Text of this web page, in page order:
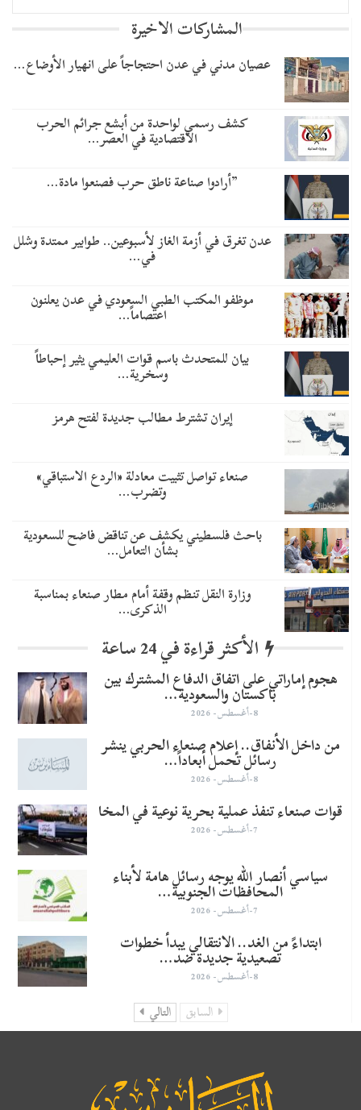
المشاركات الاخيرة
عصيان مدني في عدن احتجاجاً على انهيار الأوضاع…
كشف رسمي لواحدة من أبشع جرائم الحرب
الاقتصادية في العصر…
​”أرادوا صناعة ناطق حرب فصنعوا مادة…
عدن تغرق في أزمة الغاز لأسبوعين.. طوابير ممتدة وشلل
في…
موظفو المكتب الطبي السعودي في عدن يعلنون
اعتصاماً…
بيان للمتحدث باسم قوات العليمي يثير إحباطاً
وسخرية…
إيران تشترط مطالب جديدة لفتح هرمز
صنعاء تواصل تثبيت معادلة «الردع الاستباقي»
وتضرب…
باحث فلسطيني يكشف عن تناقض فاضح للسعودية
بشأن التعامل…
وزارة النقل تنظم وقفة أمام مطار صنعاء بمناسبة
الذكرى…
الأكثر قراءة في 24 ساعة
هجوم إماراتي على اتفاق الدفاع المشترك بين
باكستان والسعودية…
8-أغسطس- 2026
من داخل الأنفاق.. إعلام صنعاء الحربي ينشر
رسائل تحمل أبعاداً…
8-أغسطس- 2026
قوات صنعاء تنفذ عملية بحرية نوعية في المخا
7-أغسطس- 2026
سياسي أنصار الله يوجه رسائل هامة لأبناء
المحافظات الجنوبية…
7-أغسطس- 2026
​ابتداءً من الغد.. الانتقالي يبدأ خطوات
تصعيدية جديدة ضد…
8-أغسطس- 2026
السابق التالي